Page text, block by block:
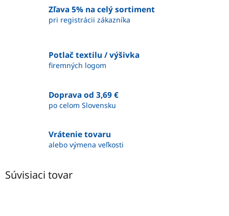
Zľava 5% na celý sortiment
pri registrácii zákazníka
Potlač textilu / výšivka
firemných logom
Doprava od 3,69 €
po celom Slovensku
Vrátenie tovaru
alebo výmena veľkosti
Súvisiaci tovar